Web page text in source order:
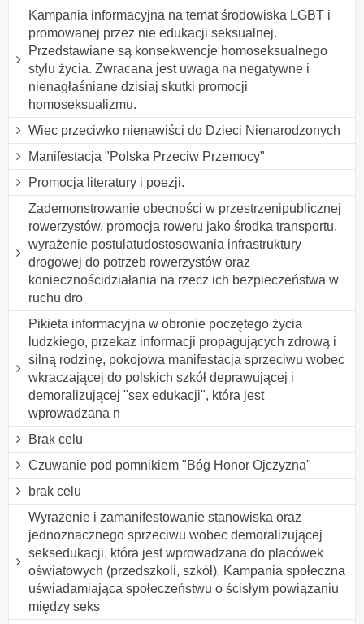
Kampania informacyjna na temat środowiska LGBT i
promowanej przez nie edukacji seksualnej.
Przedstawiane są konsekwencje homoseksualnego
stylu życia. Zwracana jest uwaga na negatywne i
nienagłaśniane dzisiaj skutki promocji
homoseksualizmu.
Wiec przeciwko nienawiści do Dzieci Nienarodzonych
Manifestacja "Polska Przeciw Przemocy"
Promocja literatury i poezji.
Zademonstrowanie obecności w przestrzenipublicznej
rowerzystów, promocja roweru jako środka transportu,
wyrażenie postulatudostosowania infrastruktury
drogowej do potrzeb rowerzystów oraz
koniecznościdziałania na rzecz ich bezpieczeństwa w
ruchu dro
Pikieta informacyjna w obronie poczętego życia
ludzkiego, przekaz informacji propagujących zdrową i
silną rodzinę, pokojowa manifestacja sprzeciwu wobec
wkraczającej do polskich szkół deprawującej i
demoralizującej "sex edukacji", która jest
wprowadzana n
Brak celu
Czuwanie pod pomnikiem "Bóg Honor Ojczyzna"
brak celu
Wyrażenie i zamanifestowanie stanowiska oraz
jednoznacznego sprzeciwu wobec demoralizującej
seksedukacji, która jest wprowadzana do placówek
oświatowych (przedszkoli, szkół). Kampania społeczna
uświadamiająca społeczeństwu o ścisłym powiązaniu
między seks